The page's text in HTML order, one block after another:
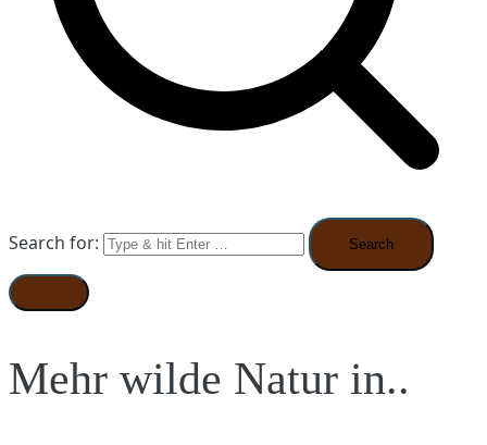
Search for:
Mehr wilde Natur in..